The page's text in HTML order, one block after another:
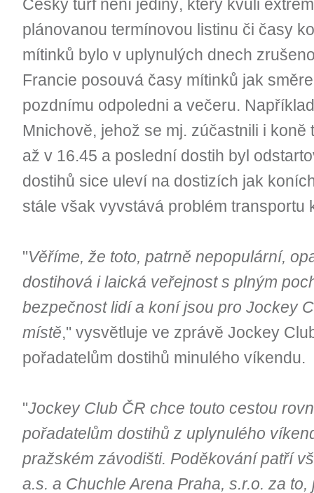
Český turf není jediný, který kvůli
plánovanou termínovou listinu či časy
mítinků bylo v uplynulých dnech
Francie posouvá časy mítinků jak
pozdnímu odpoledni a večeru.
Mnichově, jehož se mj. zúčastnili i
až v 16.45 a poslední dostih byl
dostihů sice uleví na dostizích jak
stále však vyvstává problém transportu
"Věříme, že toto, patrně nepopulární,
dostihová i laická veřejnost s plným
bezpečnost lidí a koní jsou pro Jockey
místě," vysvětluje ve zprávě Jockey
pořadatelům dostihů minulého víkendu.
"Jockey Club ČR chce touto cestou
pořadatelům dostihů z uplynulého
pražském závodišti. Poděkování patří
a.s. a Chuchle Arena Praha, s.r.o. za